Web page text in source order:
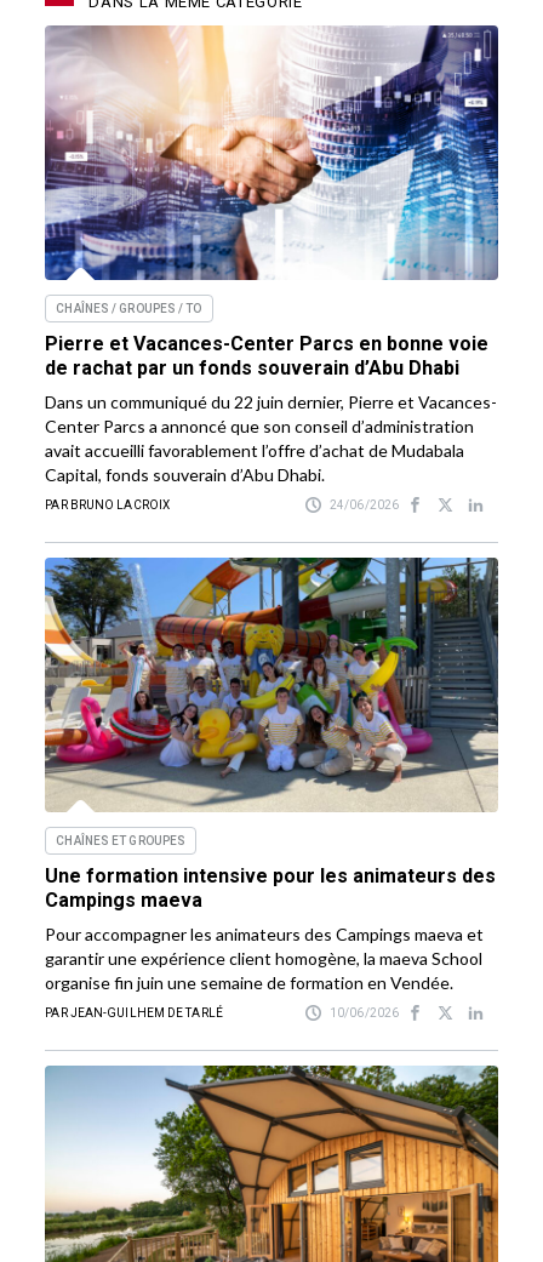
CHAÎNES / GROUPES / TO
Pierre et Vacances-Center Parcs en bonne voie
de rachat par un fonds souverain d’Abu Dhabi
Dans un communiqué du 22 juin dernier, Pierre et Vacances-
Center Parcs a annoncé que son conseil d’administration
avait accueilli favorablement l’offre d’achat de Mudabala
Capital, fonds souverain d’Abu Dhabi.
PAR BRUNO LACROIX 24/06/2026
CHAÎNES ET GROUPES
Une formation intensive pour les animateurs des
Campings maeva
Pour accompagner les animateurs des Campings maeva et
garantir une expérience client homogène, la maeva School
organise fin juin une semaine de formation en Vendée.
PAR JEAN-GUILHEM DE TARLÉ 10/06/2026